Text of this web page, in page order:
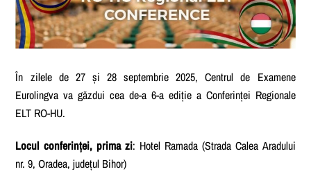
În zilele de 27 și 28 septembrie 2025, Centrul de Examene
Eurolingva va găzdui cea de-a 6-a ediție a Conferinței Regionale
ELT RO-HU.
Locul conferinței, prima zi: Hotel Ramada (Strada Calea Aradului
nr. 9, Oradea, județul Bihor)